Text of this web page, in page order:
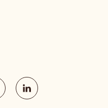
https://